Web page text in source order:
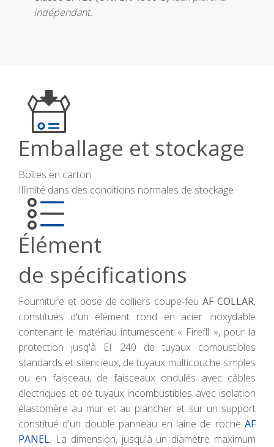
indépendant.
Emballage et stockage
Boîtes en carton
Illimité dans des conditions normales de stockage
Élément
de spécifications
Fourniture et pose de colliers coupe-feuAF COLLAR,
constitués d'un élément rond en acier inoxydable
contenant le matériau intumescent « Firefll », pour la
protection jusq'à EI 240 de tuyaux combustibles
standards et silencieux, de tuyaux multicouche simples
ou en faisceau, de faisceaux ondulés avec câbles
électriques et de tuyaux incombustibles avec isolation
élastomère au mur et au plancher et sur un support
constitué d'un double panneau en laine de roche AF
PANEL. La dimension, jusqu'à un diamètre maximum